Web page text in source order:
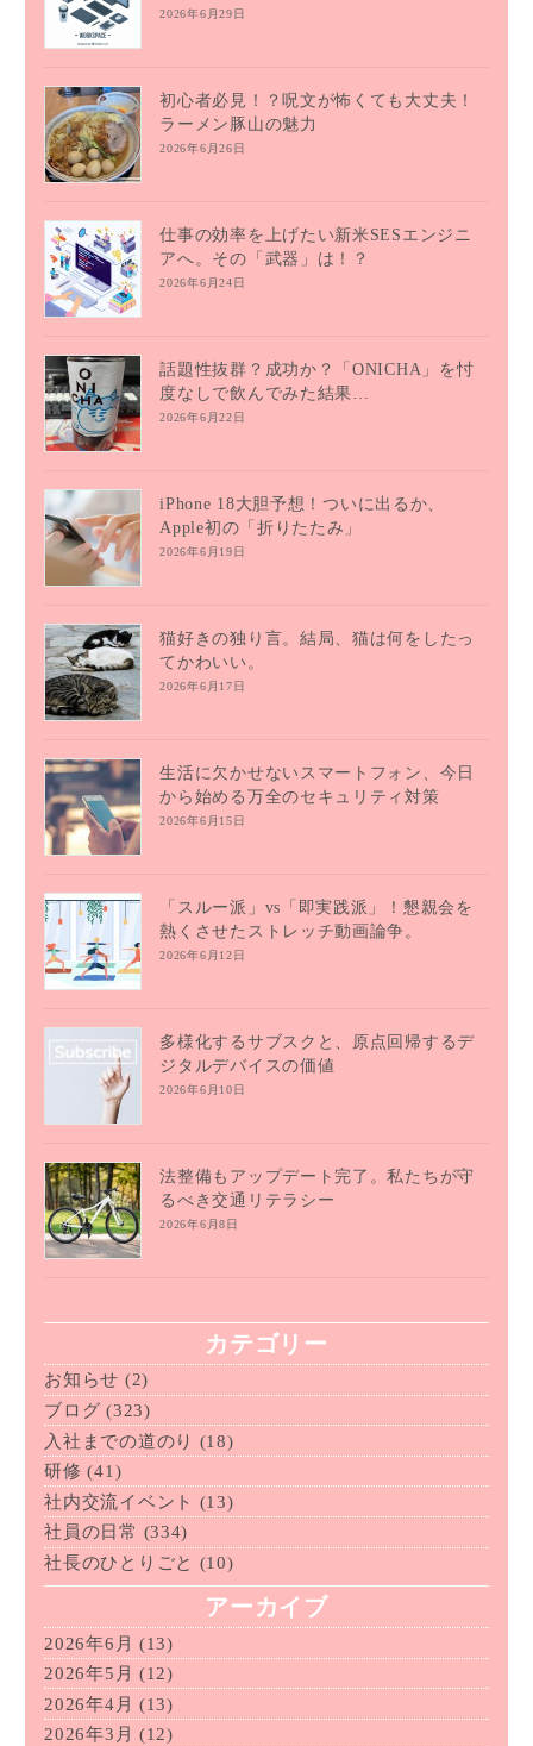
2026年6月29日
初心者必見！？呪文が怖くても大丈夫！
ラーメン豚山の魅力
2026年6月26日
仕事の効率を上げたい新米SESエンジニ
アへ。その「武器」は！？
2026年6月24日
話題性抜群？成功か？「ONICHA」を忖
度なしで飲んでみた結果…
2026年6月22日
iPhone 18大胆予想！ついに出るか、
Apple初の「折りたたみ」
2026年6月19日
猫好きの独り言。結局、猫は何をしたっ
てかわいい。
2026年6月17日
生活に欠かせないスマートフォン、今日
から始める万全のセキュリティ対策
2026年6月15日
「スルー派」vs「即実践派」！懇親会を
熱くさせたストレッチ動画論争。
2026年6月12日
多様化するサブスクと、原点回帰するデ
ジタルデバイスの価値
2026年6月10日
法整備もアップデート完了。私たちが守
るべき交通リテラシー
2026年6月8日
カテゴリー
お知らせ (2)
ブログ (323)
入社までの道のり (18)
研修 (41)
社内交流イベント (13)
社員の日常 (334)
社長のひとりごと (10)
アーカイブ
2026年6月 (13)
2026年5月 (12)
2026年4月 (13)
2026年3月 (12)